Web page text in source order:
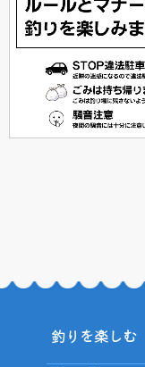
釣りを楽しむ